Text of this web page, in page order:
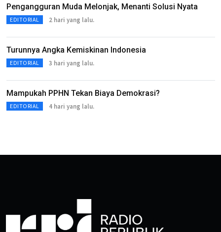
Pengangguran Muda Melonjak, Menanti Solusi Nyata
EDITORIAL 2 hari yang lalu.
Turunnya Angka Kemiskinan Indonesia
EDITORIAL 3 hari yang lalu.
Mampukah PPHN Tekan Biaya Demokrasi?
EDITORIAL 4 hari yang lalu.